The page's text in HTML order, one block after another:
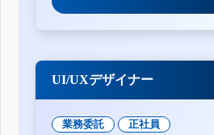
UI/UXデザイナー
業務委託 正社員